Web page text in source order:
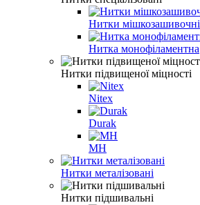
Нитки мішкозашивочні
Нитка монофіламентна
Нитки підвищеної міцності
Nitex
Durak
MH
Нитки металізовані
Нитки підшивальні